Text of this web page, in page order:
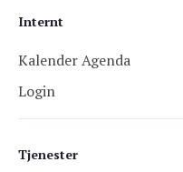
Tjenester
Internt
Kalender Agenda
Login